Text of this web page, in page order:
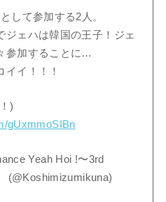
して参加する2人。
ジェハは韓国の王子！ジェ
参加することに…
イイ！！！
)
gUxmmoSIBn
Yeah Hoi !〜3rd
(@Koshimizumikuna)